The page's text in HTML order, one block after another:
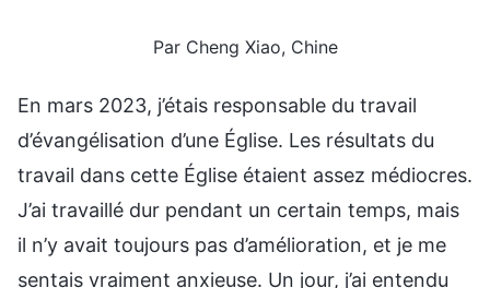
Par Cheng Xiao, Chine
En mars 2023, j’étais responsable du travail
d’évangélisation d’une Église. Les résultats du
travail dans cette Église étaient assez médiocres.
J’ai travaillé dur pendant un certain temps, mais
il n’y avait toujours pas d’amélioration, et je me
sentais vraiment anxieuse. Un jour, j’ai entendu